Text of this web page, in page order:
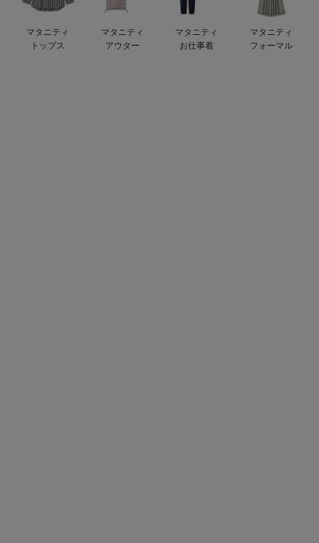
ハレの日に着るANGELIEBEのセレモニー
買って正解！高評価レビューアイテム
マタニティ
トップス
マタニティ
アウター
マタニティ
お仕事着
マタニティ
フォーマル